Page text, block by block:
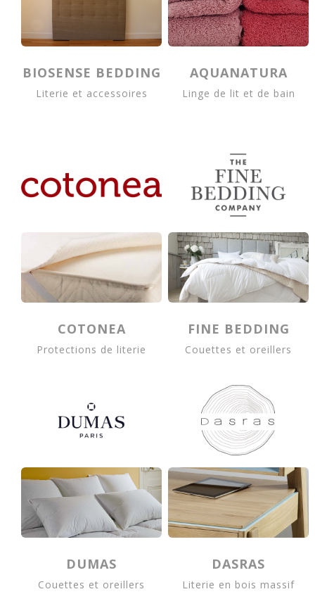
BIOSENSE BEDDING
Literie et accessoires
AQUANATURA
Linge de lit et de bain
COTONEA
Protections de literie
FINE BEDDING
Couettes et oreillers
DUMAS
Couettes et oreillers
DASRAS
Literie en bois massif